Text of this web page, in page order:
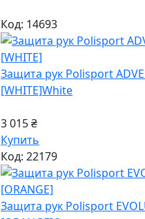
Код: 14693
Защита рук Polisport
[WHITE]White
3 015 ₴
Купить
Код: 22179
Защита рук Polisport